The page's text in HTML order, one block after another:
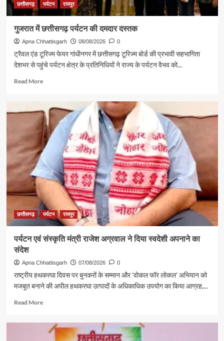
छत्तीसगढ़ पर्यटन रायपुर
गुजरात में छत्तीसगढ़ पर्यटन की दमदार दस्तक
Apna Chhattisgarh 08/08/2026 0
ट्रैवल एंड टूरिज्म फेयर गांधीनगर में छत्तीसगढ़ टूरिज्म बोर्ड की प्रभावी सहभागिता
देशभर से पहुंचे पर्यटन क्षेत्र के प्रतिनिधियों ने राज्य के पर्यटन वैभव को...
Read MoreRead
गुजरात
में
छत्तीसगढ़
पर्यटन
की
दमदार
दस्तक
छत्तीसगढ़ पर्यटन रायपुर
पर्यटन एवं संस्कृति मंत्री राजेश अग्रवाल ने दिया स्वदेशी अपनाने का
संदेश
Apna Chhattisgarh 07/08/2026 0
राष्ट्रीय हथकरघा दिवस पर बुनकरों के सम्मान और 'वोकल फॉर लोकल' अभियान को
मजबूत बनाने की अपील हथकरघा उत्पादों के अधिकाधिक उपयोग का किया आग्रह,...
Read MoreRead
पर्यटन